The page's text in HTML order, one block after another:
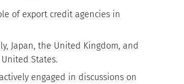
of export credit agencies in
Japan, the United Kingdom, and
States.
engaged in discussions on